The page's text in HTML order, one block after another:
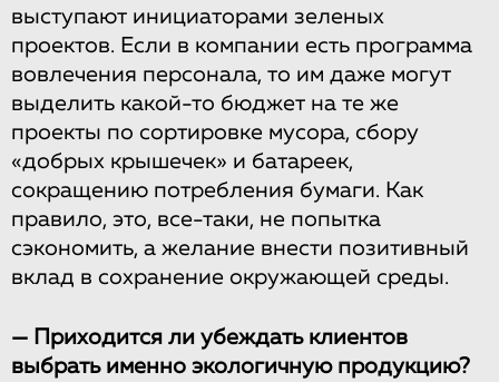
выступают инициаторами зеленых
проектов. Если в компании есть программа
вовлечения персонала, то им даже могут
выделить какой-то бюджет на те же
проекты по сортировке мусора, сбору
«добрых крышечек» и батареек,
сокращению потребления бумаги. Как
правило, это, все-таки, не попытка
сэкономить, а желание внести позитивный
вклад в сохранение окружающей среды.
— Приходится ли убеждать клиентов
выбрать именно экологичную продукцию?